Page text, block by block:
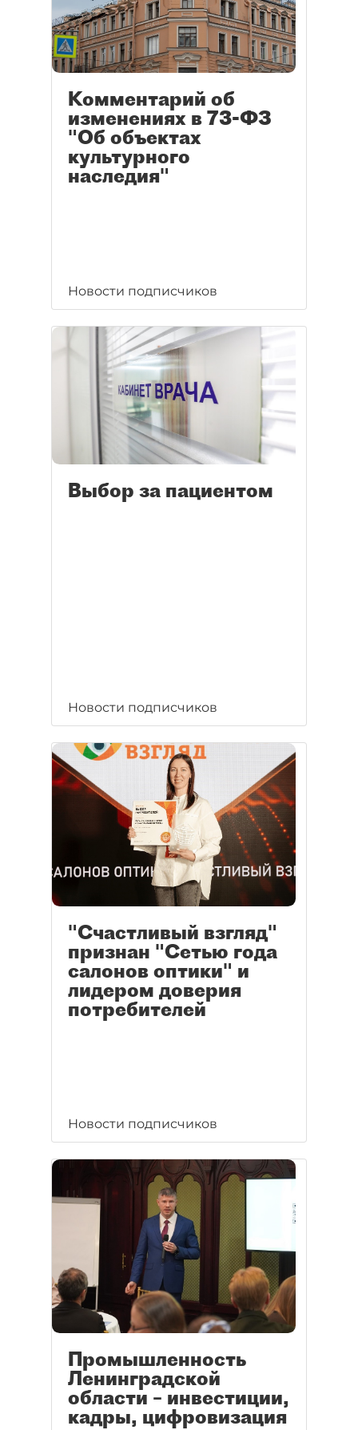
Комментарий об
изменениях в 73-ФЗ
"Об объектах
культурного
наследия"
Новости подписчиков
Выбор за пациентом
Новости подписчиков
"Счастливый взгляд"
признан "Сетью года
салонов оптики" и
лидером доверия
потребителей
Новости подписчиков
Промышленность
Ленинградской
области – инвестиции,
кадры, цифровизация